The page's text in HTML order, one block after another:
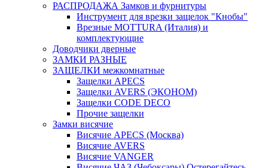
РАСПРОДАЖА Замков и фурнитуры
Инструмент для врезки защелок "Кнобы"
Врезные MOTTURA (Италия) и
комплектующие
Доводчики дверные
ЗАМКИ РАЗНЫЕ
ЗАЩЕЛКИ межкомнатные
Защелки APECS
Защелки AVERS (ЭКОНОМ)
Защелки CODE DECO
Прочие защелки
Замки висячие
Висячие APECS (Москва)
Висячие AVERS
Висячие VANGER